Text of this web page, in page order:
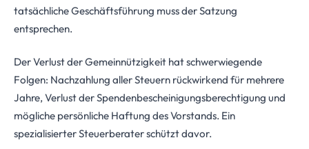
tatsächliche Geschäftsführung muss der Satzung
entsprechen.
Der Verlust der Gemeinnützigkeit hat schwerwiegende
Folgen: Nachzahlung aller Steuern rückwirkend für mehrere
Jahre, Verlust der Spendenbescheinigungsberechtigung und
mögliche persönliche Haftung des Vorstands. Ein
spezialisierter Steuerberater schützt davor.